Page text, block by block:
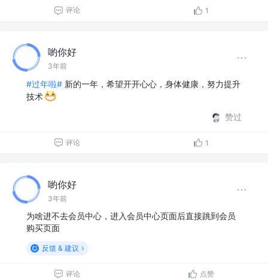
评论 1
喲你好
3年前
#过年啦# 新的一年，希望开开心心，身体健康，努力提升
技术
赞过
评论 1
喲你好
3年前
为啥进不去会员中心，进入会员中心页面后直接跳到会员
购买页面
反馈 & 建议
评论 点赞